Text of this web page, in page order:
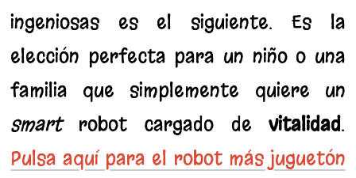
ingeniosas es el siguiente. Es la
elección perfecta para un niño o una
familia que simplemente quiere un
smartrobot cargado de vitalidad.
Pulsa aquí para el robot más juguetón